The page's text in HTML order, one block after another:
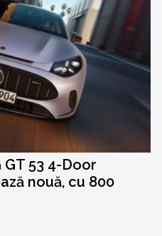
53 4-Door
nouă, cu 800